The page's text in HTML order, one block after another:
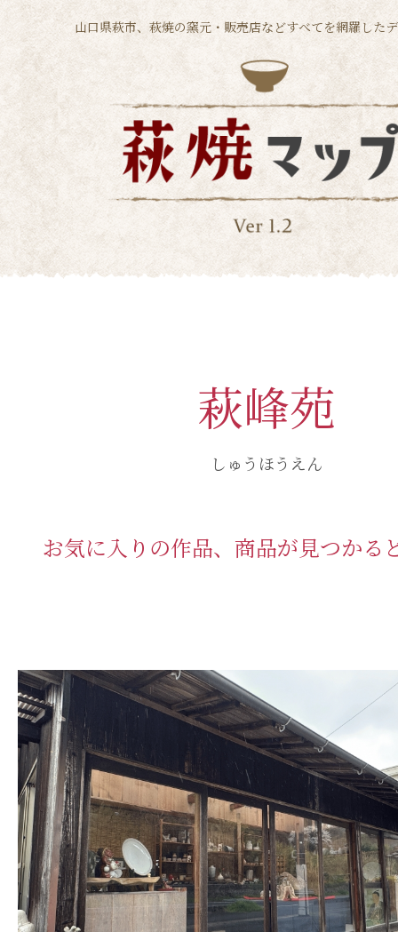
山口県萩市、萩焼の窯元・販売店などすべてを網羅した
萩峰苑
しゅうほうえん
お気に入りの作品、商品が見つかる